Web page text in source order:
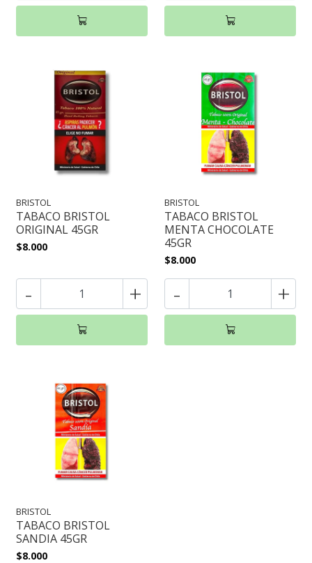
BRISTOL
TABACO BRISTOL
ORIGINAL 45GR
$8.000
- +
BRISTOL
TABACO BRISTOL
MENTA CHOCOLATE
45GR
$8.000
- +
BRISTOL
TABACO BRISTOL
SANDIA 45GR
$8.000